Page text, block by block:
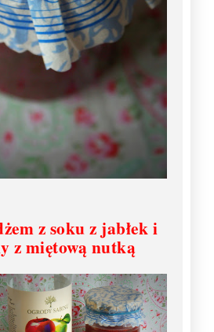
z soku z jabłek i
z miętową nutką